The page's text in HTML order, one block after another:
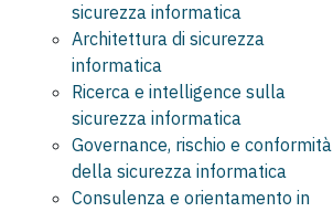
sicurezza informatica
Architettura di sicurezza
informatica
Ricerca e intelligence sulla
sicurezza informatica
Governance, rischio e conformità
della sicurezza informatica
Consulenza e orientamento in